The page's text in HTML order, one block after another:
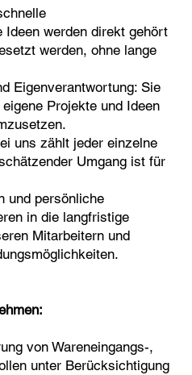
Ideen werden direkt gehört
werden, ohne lange
Eigenverantwortung: Sie
Projekte und Ideen
uns zählt jeder einzelne
Umgang ist für
und persönliche
in die langfristige
Mitarbeitern und
von Wareneingangs-,
unter Berücksichtigung